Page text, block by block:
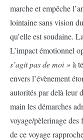
marche et empêche
lointaine sans vision
qu’elle est soudaine.
L’impact émotionnel
s’agit pas de moi »à
envers l’évènement
autorités par delà leur
main les démarches
voyage/pèlerinage
de ce voyage